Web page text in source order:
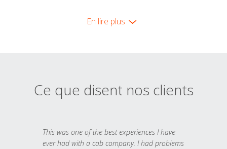
En lire plus
Ce que disent nos clients
This was one of the best experiences I have
ever had with a cab company. I had problems